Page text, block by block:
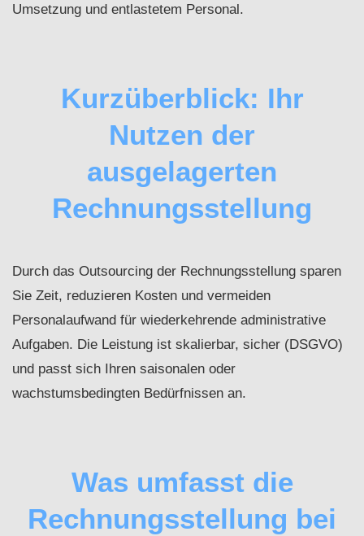
Umsetzung und entlastetem Personal.
Kurzüberblick: Ihr
Nutzen der
ausgelagerten
Rechnungsstellung
Durch das Outsourcing der Rechnungsstellung sparen
Sie Zeit, reduzieren Kosten und vermeiden
Personalaufwand für wiederkehrende administrative
Aufgaben. Die Leistung ist skalierbar, sicher (DSGVO)
und passt sich Ihren saisonalen oder
wachstumsbedingten Bedürfnissen an.
Was umfasst die
Rechnungsstellung bei